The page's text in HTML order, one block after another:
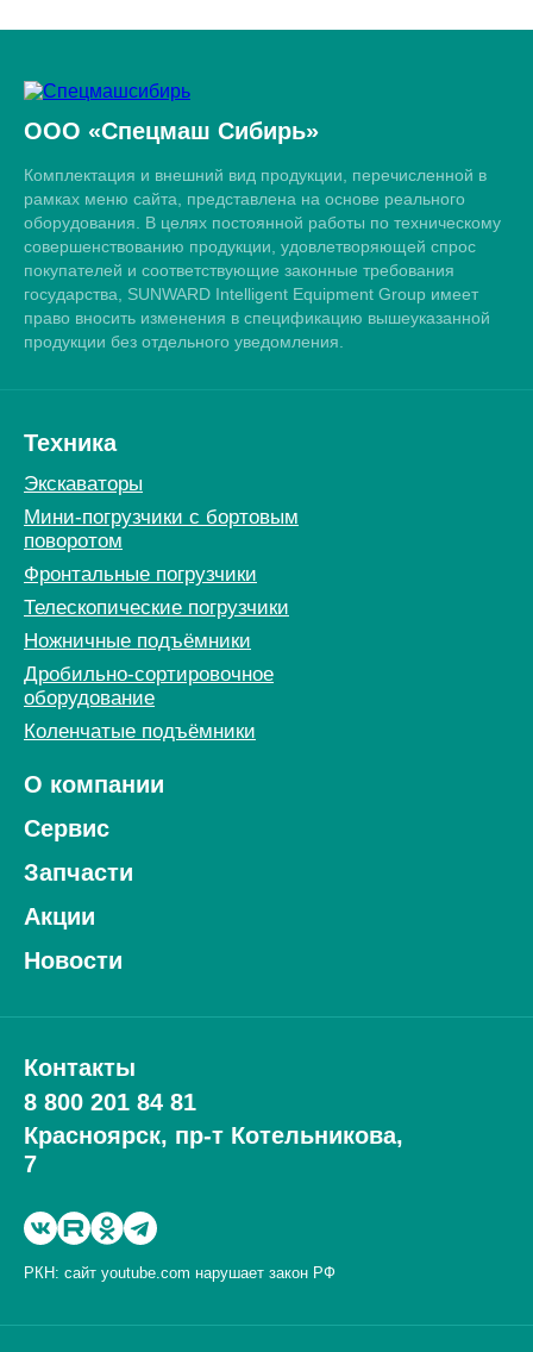
ООО «Спецмаш Сибирь»
Комплектация и внешний вид продукции, перечисленной в
рамках меню сайта, представлена на основе реального
оборудования. В целях постоянной работы по техническому
совершенствованию продукции, удовлетворяющей спрос
покупателей и соответствующие законные требования
государства, SUNWARD Intelligent Equipment Group имеет
право вносить изменения в спецификацию вышеуказанной
продукции без отдельного уведомления.
Техника
Экскаваторы
Мини-погрузчики c бортовым
поворотом
Фронтальные погрузчики
Телескопические погрузчики
Ножничные подъёмники
Дробильно-сортировочное
оборудование
Коленчатые подъёмники
О компании
Сервис
Запчасти
Акции
Новости
Контакты
8 800 201 84 81
Красноярск, пр-т Котельникова,
7
РКН: сайт youtube.com нарушает закон РФ